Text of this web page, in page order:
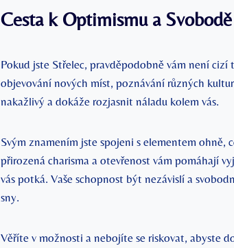
Cesta k Optimismu a
Pokud jste Střelec, pravděpodobně vám není
objevování nových míst, poznávání různých
nakažlivý a dokáže rozjasnit náladu kolem vás.
Svým znamením jste spojeni s elementem ohně,
přirozená charisma a otevřenost vám pomáhají
vás potká. Vaše schopnost být nezávislí a
sny.
Věříte v možnosti a nebojíte se riskovat, abyste